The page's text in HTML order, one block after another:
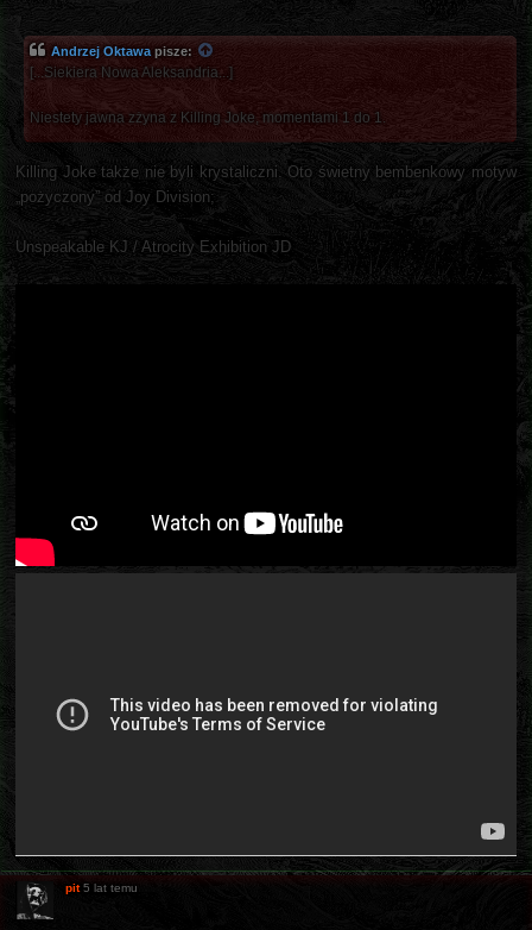
Andrzej Oktawa pisze:
[...Siekiera Nowa Aleksandria...]
Niestety jawna zżyna z Killing Joke, momentami 1 do 1.
Killing Joke także nie byli krystaliczni. Oto świetny bembenkowy motyw
„pożyczony” od Joy Division;
Unspeakable KJ / Atrocity Exhibition JD
pit 5 lat temu